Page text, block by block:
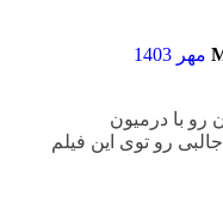
درمیون
توی این فیلم